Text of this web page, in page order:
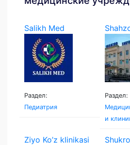
Salikh Med
Раздел:
Педиатрия
Раздел:
и
Ziyo Ko’z klinikasi